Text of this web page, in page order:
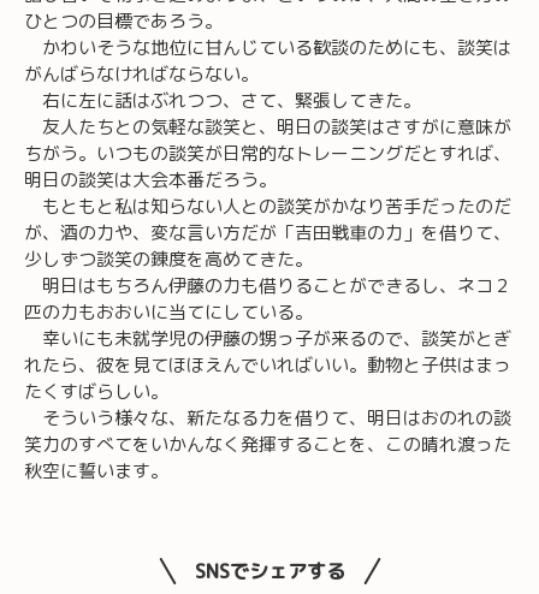
ひとつの目標であろう。
かわいそうな地位に甘んじている歓談のためにも、談笑は
がんばらなければならない。
右に左に話はぶれつつ、さて、緊張してきた。
友人たちとの気軽な談笑と、明日の談笑はさすがに意味が
ちがう。いつもの談笑が日常的なトレーニングだとすれば、
明日の談笑は大会本番だろう。
もともと私は知らない人との談笑がかなり苦手だったのだ
が、酒の力や、変な言い方だが「吉田戦車の力」を借りて、
少しずつ談笑の錬度を高めてきた。
明日はもちろん伊藤の力も借りることができるし、ネコ２
匹の力もおおいに当てにしている。
幸いにも未就学児の伊藤の甥っ子が来るので、談笑がとぎ
れたら、彼を見てほほえんでいればいい。動物と子供はまっ
たくすばらしい。
そういう様々な、新たなる力を借りて、明日はおのれの談
笑力のすべてをいかんなく発揮することを、この晴れ渡った
秋空に誓います。
SNSでシェアする